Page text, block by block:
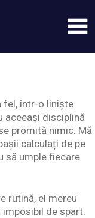
fel, într-o liniște
aceeași disciplină
promită nimic. Mă
calculați de pe
să umple fiecare
rutină, el mereu
de spart.